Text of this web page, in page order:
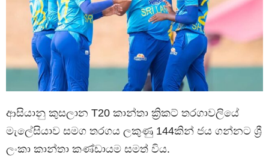
ආසියානු කුසලාන T20 කාන්තා ක්‍රිකට් තරගාවලියේ
මැලේසියාව සමග තරගය ලකුණු 144කින් ජය ගන්නට ශ්‍රී
ලංකා කාන්තා කණ්ඩායම සමත් විය.